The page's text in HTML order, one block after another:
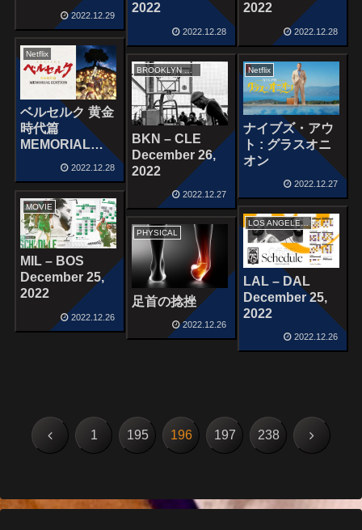
2022.12.29
2022
2022.12.28
2022
2022.12.28
Netflix
ベルセルク 黄金
時代篇
MEMORIAL
EDITION
2022.12.28
BROOKLYN NETS
BKN – CLE
December 26,
2022
2022.12.27
Netflix
ナイブズ・アウ
ト : グラスオニ
オン
2022.12.27
MOVIE
MIL – BOS
December 25,
2022
2022.12.26
LOS ANGELES LAKERS
LAL – DAL
December 25,
2022
2022.12.26
PHYSICAL
足首の捻挫
2022.12.26
前 1 195 196 197 238 次